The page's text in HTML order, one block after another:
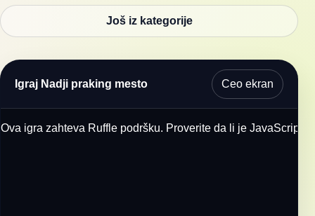
Još iz kategorije
Igraj Nadji praking mesto Ceo ekran
Ova igra zahteva Ruffle podršku. Proverite da li je JavaScript